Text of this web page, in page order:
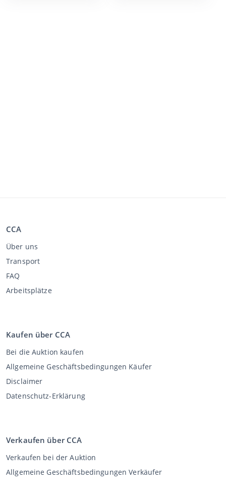
CCA
Über uns
Transport
FAQ
Arbeitsplätze
Kaufen über CCA
Bei die Auktion kaufen
Allgemeine Geschäftsbedingungen Käufer
Disclaimer
Datenschutz-Erklärung
Verkaufen über CCA
Verkaufen bei der Auktion
Allgemeine Geschäftsbedingungen Verkäufer